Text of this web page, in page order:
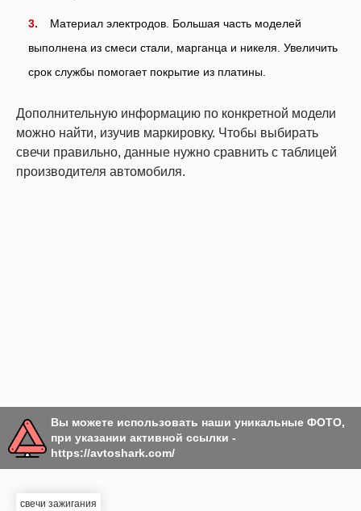
Материал электродов. Большая часть моделей
выполнена из смеси стали, марганца и никеля. Увеличить
срок службы помогает покрытие из платины.
Дополнительную информацию по конкретной модели
можно найти, изучив маркировку. Чтобы выбирать
свечи правильно, данные нужно сравнить с таблицей
производителя автомобиля.
Вы можете использовать наши уникальные ФОТО,
при указании активной ссылки -
https://avtoshark.com/
свечи зажигания